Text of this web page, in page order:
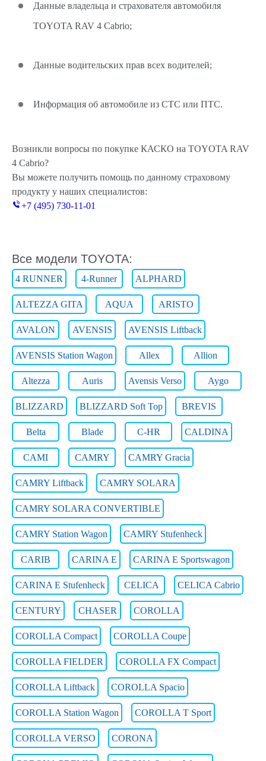
Данные владельца и страхователя автомобиля
TOYOTA RAV 4 Cabrio;
Данные водительских прав всех водителей;
Информация об автомобиле из СТС или ПТС.
Возникли вопросы по покупке КАСКО на TOYOTA RAV
4 Cabrio?
Вы можете получить помощь по данному страховому
продукту у наших специалистов:
+7 (495) 730-11-01
Все модели TOYOTA:
4 RUNNER 4-Runner ALPHARD
ALTEZZA GITA AQUA ARISTO
AVALON AVENSIS AVENSIS Liftback
AVENSIS Station Wagon Allex Allion
Altezza Auris Avensis Verso Aygo
BLIZZARD BLIZZARD Soft Top BREVIS
Belta Blade C-HR CALDINA
CAMI CAMRY CAMRY Gracia
CAMRY Liftback CAMRY SOLARA
CAMRY SOLARA CONVERTIBLE
CAMRY Station Wagon CAMRY Stufenheck
CARIB CARINA E CARINA E Sportswagon
CARINA E Stufenheck CELICA CELICA Cabrio
CENTURY CHASER COROLLA
COROLLA Compact COROLLA Coupe
COROLLA FIELDER COROLLA FX Compact
COROLLA Liftback COROLLA Spacio
COROLLA Station Wagon COROLLA T Sport
COROLLA VERSO CORONA